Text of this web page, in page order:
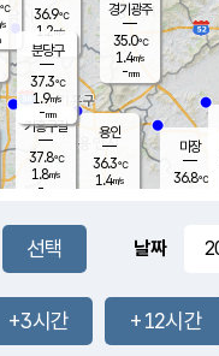
-mm
-mm
용인
36.3℃
1.4m/s
경기광주
35.0℃
1.4m/s
-mm
36.5℃
1.4m/s
-mm
마장
36.8℃
36.9℃
1.2m/s
-mm
s
기흥구갈
37.8℃
1.8m/s
-
분당구
37.3℃
1.9m/s
-mm
날짜
+3시간 +12시간